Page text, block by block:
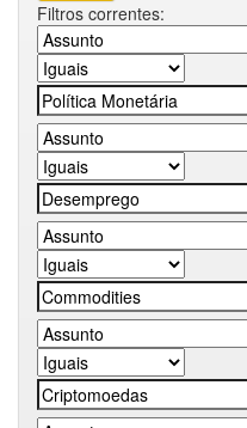
Filtros correntes: